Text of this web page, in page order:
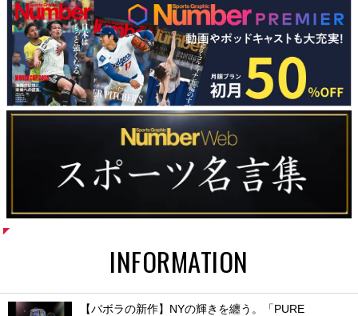
INFORMATION
【バボラの新作】NYの輝きを纏う。「PURE